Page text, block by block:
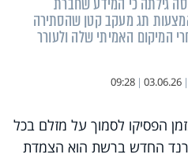
תג מעקב קטן שהסתירה
המיקום האמיתי שלה ולעורר
|
03.06.26
|
09:28
הפסיקו לסמוך על מזלם בכל
החדש ברשת הוא הצמדת